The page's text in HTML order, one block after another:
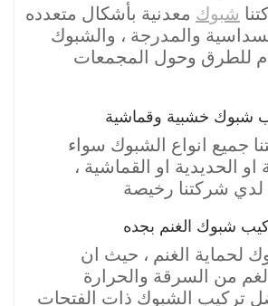
شبوك معدنية بأشكال متعدده
والمدرجة ، والشبوك
للطرق وحول المجمعات
شبوك خشبية وقماشية
جميع انواع الشبوك سواء
الحديدية او القماشية ،
شركتنا رخيصة
شبوك الغنم بجده
لحماية الغنم ، حيث ان
من السرقة والحرارة
تركيب الشبوك ذات الفتحات